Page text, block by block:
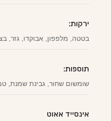
ירקות:
בטטה, מלפפון, אבוקדו, גזר,
תוספות:
שומשום שחור, גבינת שמנת,
אינסייד אאוט